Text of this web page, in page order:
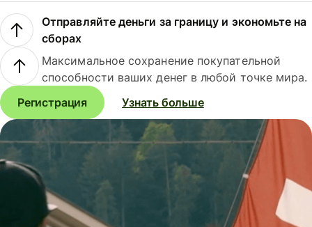
Отправляйте деньги за границу и экономьте на
сборах
Максимальное сохранение покупательной
способности ваших денег в любой точке мира.
Регистрация
Узнать больше